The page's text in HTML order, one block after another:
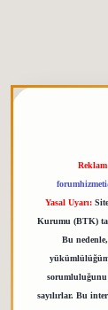
Yasal Uyarı:
Kurumu (BTK)
Bu
sorumluluğunu
sayılırlar. Bu